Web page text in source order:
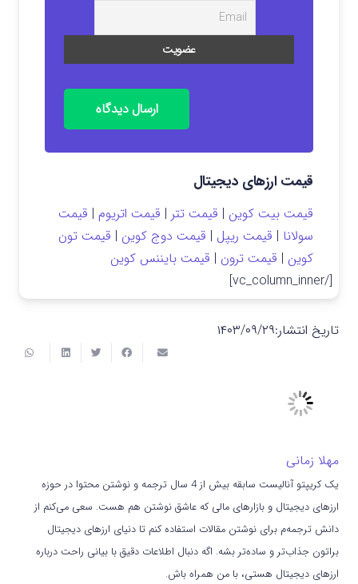
ارسال دیدگاه
قیمت ارزهای دیجیتال
قیمت بیت کوین | قیمت تتر | قیمت اتریوم | قیمت
سولانا | قیمت ریپل | قیمت دوج کوین | قیمت تون
کوین | قیمت ترون | قیمت بایننس کوین
[/vc_column_inner]
تاریخ انتشار:۱۴۰۳/۰۹/۲۹
مهلا زمانی
یک کریپتو آنالیست سابقه بیش از 4 سال ترجمه و نوشتن محتوا در حوزه
ارزهای دیجیتال و بازارهای مالی که عاشق نوشتن هم هست. سعی می‌کنم از
دانش ترجمه‌م برای نوشتن مقالات استفاده کنم تا دنیای ارزهای دیجیتال
براتون جذاب‌تر و ساده‌تر بشه. اگه دنبال اطلاعات دقیق با بیانی راحت درباره
ارزهای دیجیتال هستی، با من همراه باش.